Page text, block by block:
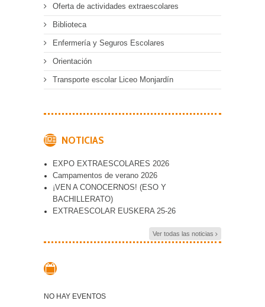
Oferta de actividades extraescolares
Biblioteca
Enfermería y Seguros Escolares
Orientación
Transporte escolar Liceo Monjardín
NOTICIAS
EXPO EXTRAESCOLARES 2026
Campamentos de verano 2026
¡VEN A CONOCERNOS! (ESO Y
BACHILLERATO)
EXTRAESCOLAR EUSKERA 25-26
Ver todas las noticias
NO HAY EVENTOS